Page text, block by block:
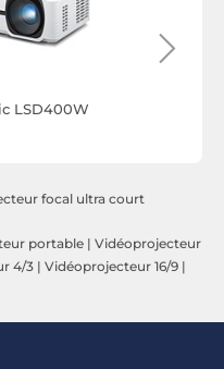
LSD400W
focal ultra court
portable | Vidéoprojecteur
4/3 | Vidéoprojecteur 16/9 |